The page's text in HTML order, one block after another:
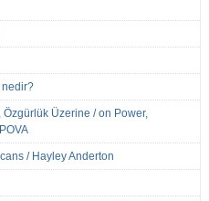
nedir?
Özgürlük Üzerine / on Power,
/ Hayley Anderton